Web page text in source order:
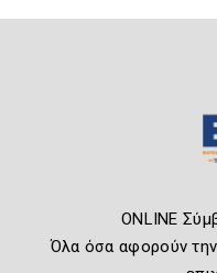
ONLINE
Όλα όσα αφορούν την